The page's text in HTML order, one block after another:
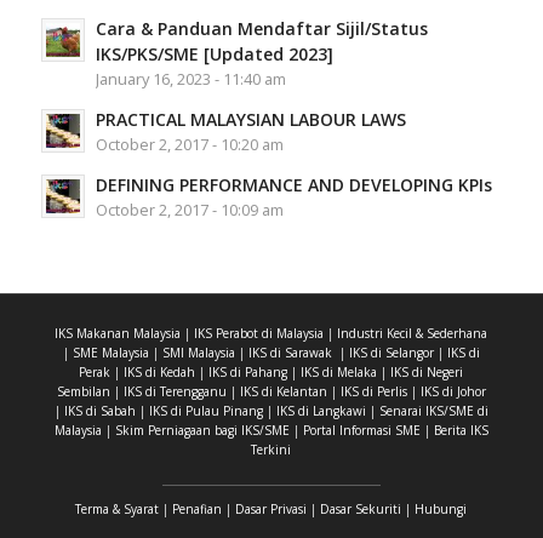
Cara & Panduan Mendaftar Sijil/Status
IKS/PKS/SME [Updated 2023]
January 16, 2023 - 11:40 am
PRACTICAL MALAYSIAN LABOUR LAWS
October 2, 2017 - 10:20 am
DEFINING PERFORMANCE AND DEVELOPING KPIs
October 2, 2017 - 10:09 am
IKS Makanan Malaysia | IKS Perabot di Malaysia | Industri Kecil & Sederhana
| SME Malaysia | SMI Malaysia | IKS di Sarawak| IKS di Selangor| IKS di
Perak | IKS di Kedah | IKS di Pahang | IKS di Melaka | IKS di Negeri
Sembilan | IKS di Terengganu | IKS di Kelantan | IKS di Perlis| IKS di Johor
| IKS di Sabah | IKS di Pulau Pinang| IKS di Langkawi | Senarai IKS/SME di
Malaysia | Skim Perniagaan bagi IKS/SME | Portal Informasi SME | Berita IKS
Terkini
Terma & Syarat | Penafian | Dasar Privasi | Dasar Sekuriti | Hubungi